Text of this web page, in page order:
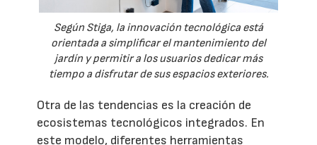
Según Stiga, la innovación tecnológica está
orientada a simplificar el mantenimiento del
jardín y permitir a los usuarios dedicar más
tiempo a disfrutar de sus espacios exteriores.
Otra de las tendencias es la creación de
ecosistemas tecnológicos integrados. En
este modelo, diferentes herramientas